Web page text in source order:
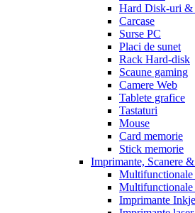
Hard Disk-uri &
Carcase
Surse PC
Placi de sunet
Rack Hard-disk
Scaune gaming
Camere Web
Tablete grafice
Tastaturi
Mouse
Card memorie
Stick memorie
Imprimante, Scanere
Multifunctionale
Imprimante